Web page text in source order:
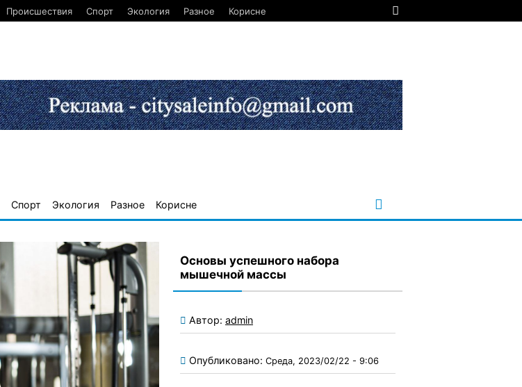
Происшествия Спорт Экология Разное Корисне
Спорт Экология Разное Корисне
Основы успешного набора
мышечной массы
Автор: admin
Опубликовано: Среда, 2023/02/22 - 9:06